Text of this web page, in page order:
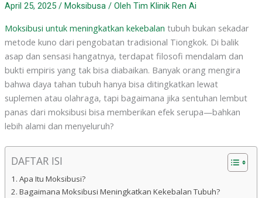
April 25, 2025 / Moksibusa/ Oleh Tim Klinik Ren Ai
Moksibusi untuk meningkatkan kekebalan tubuh bukan sekadar
metode kuno dari pengobatan tradisional Tiongkok. Di balik
asap dan sensasi hangatnya, terdapat filosofi mendalam dan
bukti empiris yang tak bisa diabaikan. Banyak orang mengira
bahwa daya tahan tubuh hanya bisa ditingkatkan lewat
suplemen atau olahraga, tapi bagaimana jika sentuhan lembut
panas dari moksibusi bisa memberikan efek serupa—bahkan
lebih alami dan menyeluruh?
DAFTAR ISI
Apa Itu Moksibusi?
Bagaimana Moksibusi Meningkatkan Kekebalan Tubuh?